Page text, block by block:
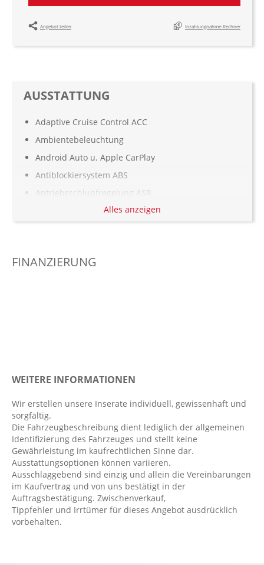
Angebot teilen Inzahlungnahme-Rechner
AUSSTATTUNG
Adaptive Cruise Control ACC
Ambientebeleuchtung
Android Auto u. Apple CarPlay
Antiblockiersystem ABS
Antriebsschlupfregelung ASR
Armauflage Fahrer/Beifahrer
Automatisch öffnende Heckklappe
Dachspoiler
Digitaler Radioempfang DAB
Digitales Kombiinstrument
Elektr. Stabilitätsprogramm ESP
Fahrer- /Beifahrerairbag
Fahrer-/Beifahrersitz höhenverstellbar
Fahrerassistenzpaket
Fahrlichtautomatik
Fensterheber elektrisch 4-fach
FordPass Connect
Alles anzeigen
FINANZIERUNG
WEITERE INFORMATIONEN
Wir erstellen unsere Inserate individuell, gewissenhaft und
sorgfältig.
Die Fahrzeugbeschreibung dient lediglich der allgemeinen
Identifizierung des Fahrzeuges und stellt keine
Gewährleistung im kaufrechtlichen Sinne dar.
Ausstattungsoptionen können variieren.
Ausschlaggebend sind einzig und allein die Vereinbarungen
im Kaufvertrag und von uns bestätigt in der
Auftragsbestätigung. Zwischenverkauf,
Tippfehler und Irrtümer für dieses Angebot ausdrücklich
vorbehalten.